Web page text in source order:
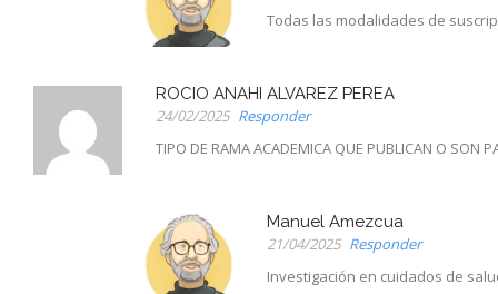
Todas las modalidades de
ROCIO ANAHI ALVAREZ PEREA
24/02/2025 Responder
TIPO DE RAMA ACADEMICA QUE PUBLICAN O SON
Manuel Amezcua
21/04/2025 Responder
Investigación en cuidados de